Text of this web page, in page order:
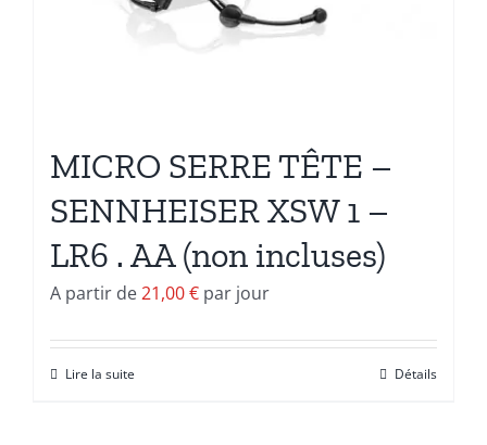
MICRO SERRE TÊTE –
SENNHEISER XSW 1 –
LR6 . AA (non incluses)
A partir de21,00€ par jour
Lire la suite Détails